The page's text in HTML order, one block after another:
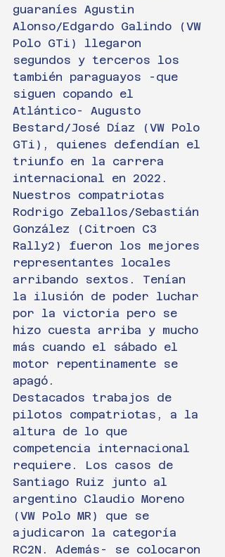
guaraníes Agustin
Alonso/Edgardo Galindo (VW
Polo GTi) llegaron
segundos y terceros los
también paraguayos -que
siguen copando el
Atlántico- Augusto
Bestard/José Díaz (VW Polo
GTi), quienes defendían el
triunfo en la carrera
internacional en 2022.
Nuestros compatriotas
Rodrigo Zeballos/Sebastián
González (Citroen C3
Rally2) fueron los mejores
representantes locales
arribando sextos. Tenían
la ilusión de poder luchar
por la victoria pero se
hizo cuesta arriba y mucho
más cuando el sábado el
motor repentinamente se
apagó.
Destacados trabajos de
pilotos compatriotas, a la
altura de lo que
competencia internacional
requiere. Los casos de
Santiago Ruiz junto al
argentino Claudio Moreno
(VW Polo MR) que se
ajudicaron la categoría
RC2N. Además- se colocaron